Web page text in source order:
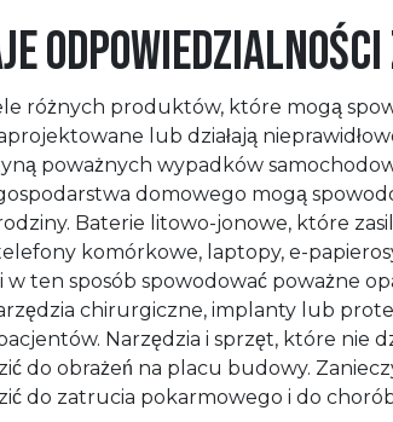
różnych produktów, które mogą
lub działają
poważnych wypadków
domowego mogą
Baterie litowo-jonowe, które
komórkowe, laptopy, e-
w ten sposób spowodować poważne
chirurgiczne, implanty lub
Narzędzia i sprzęt, które nie
do obrażeń na placu budowy.
do zatrucia pokarmowego i do